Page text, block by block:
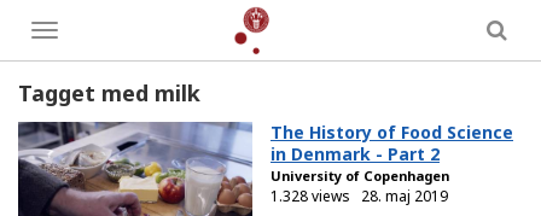
Toggle
menu
Tagget med milk
The History of Food Science
in Denmark - Part 2
University of Copenhagen
1.328 views 28. maj 2019